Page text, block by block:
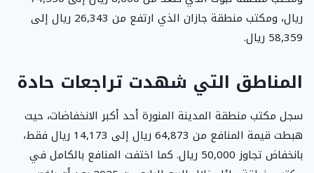
ريال، ومكتب منطقة جازان الذي ارتفع من 26,343 ريال إلى
58,359 ريال.
المناطق التي شهدت تراجعات حادة
سجل مكتب منطقة المدينة المنورة أحد أكبر الانخفاضات، حيث
هبطت قيمة المنافع من 64,873 ريال إلى 14,173 ريال فقط،
بانخفاض تجاوز 50,000 ريال. كما اختفت المنافع بالكامل في